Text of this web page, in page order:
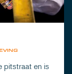
pitstraat en is